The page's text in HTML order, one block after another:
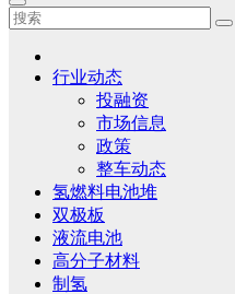
行业动态
投融资
市场信息
政策
整车动态
氢燃料电池堆
双极板
液流电池
高分子材料
制氢